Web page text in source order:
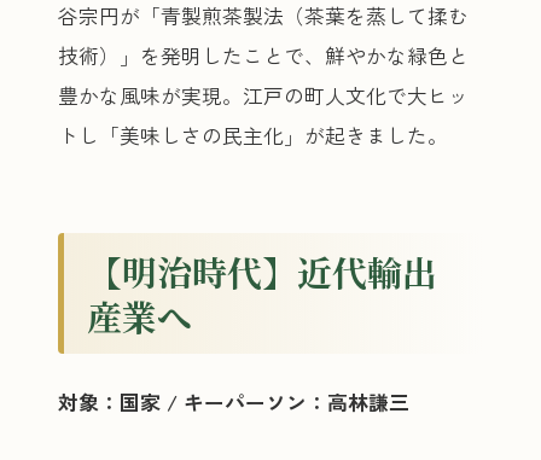
谷宗円が「青製煎茶製法（茶葉を蒸して揉む
技術）」を発明したことで、鮮やかな緑色と
豊かな風味が実現。江戸の町人文化で大ヒッ
トし「美味しさの民主化」が起きました。
【明治時代】近代輸出
産業へ
対象：国家 / キーパーソン：高林謙三